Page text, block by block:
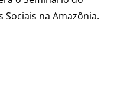
Sociais na Amazônia.